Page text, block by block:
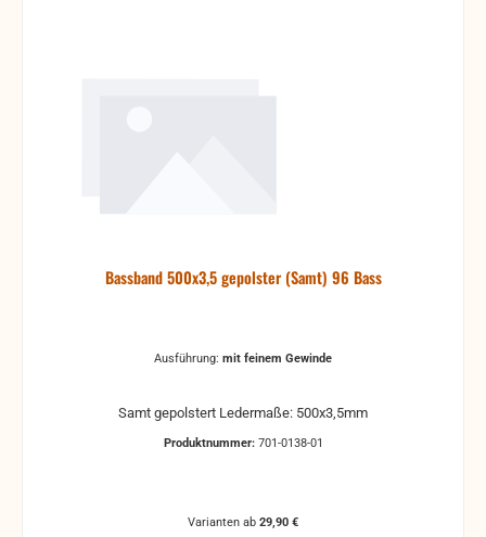
Bassband 500x3,5 gepolster (Samt) 96 Bass
Ausführung: mit feinem Gewinde
Samt gepolstert Ledermaße: 500x3,5mm
Produktnummer: 701-0138-01
Varianten ab 29,90 €